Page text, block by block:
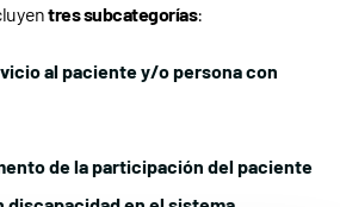
tres subcategorías:
al paciente y/o persona con
de la participación del paciente